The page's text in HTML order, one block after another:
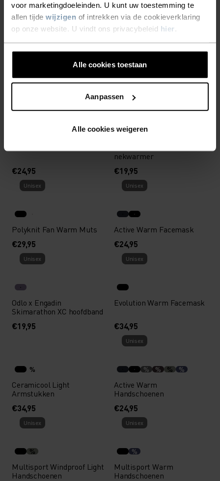
voor marketingdoeleinden. U kunt uw toestemming te
allen tijde wijzigen of intrekken via de cookieverklaring
op onze website. U vindt ons privacybeleid hier .
Alle cookies toestaan
Aanpassen
Alle cookies weigeren
Unisex
% %
€29,95
Unisex
Hoofdband
€29,95
€24,95
Unisex
nekwarmer
€19,95
Unisex
Polyknit Fan Warm Muts
€29,95
Unisex
Active Warm Facemask
€24,95
Unisex
Odlo x Engadin
Skimarathon XC hoofdband
€19,95
Unisex
Evolution Warm Facemask
€34,95
%
Ceramicool Light
Armstukken
€34,95
Unisex
% % % %
Active Warm
Handschoenen
€24,95
Unisex
%
Multisport Windproof Light
Handschoenen
Unisex
%
Multisport Warm
Handschoenen